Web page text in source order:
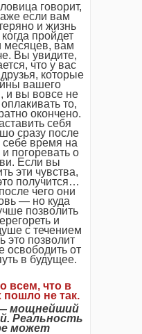
говорит,
если вам
и жизнь
пройдет
месяцев, вам
Вы увидите,
что у вас
которые
вашего
и вы вовсе не
то,
окончено.
себя
сразу после
себе время на
погоревать о
Если вы
эти чувства,
получится…
чего они
— но куда
позволить
и
с течением
это позволит
освободить от
в будущее.
всем, что в
не так.
мощнейший
Реальность
может